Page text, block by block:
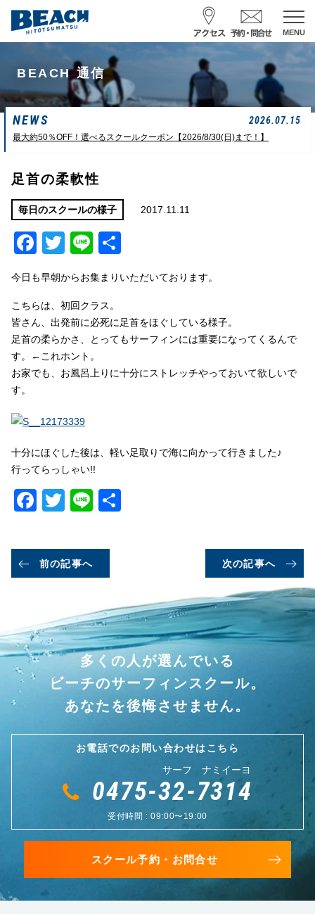
MENU
スクール予約・お問合せ
レンタル予約
サーフ ナミイーヨ
0475-32-7314
一松海岸波情報
サイズ
カターアタマ
状態
ややハード
BEACH 通信
NEWS 2026.07.15
最大約50％OFF！選べるスクールクーポン【2026/8/30(日)まで！】
足首の柔軟性
毎日のスクールの様子 2017.11.11
Facebook
Twitter
Line
今日も早朝からお集まりいただいております。
こちらは、初回クラス。
皆さん、出発前に必死に足首をほぐしている様子。
足首の柔らかさ、とってもサーフィンには重要になってくるんで
す。←これホント。
お家でも、お風呂上りに十分にストレッチやっておいて欲しいで
す。
十分にほぐした後は、軽い足取りで海に向かって行きました♪
行ってらっしゃい!!
Facebook
Twitter
Line
前の記事へ 次の記事へ
多くの人が選んでいる
ビーチのサーフィンスクール。
あなたを後悔させません。
お電話でのお問い合わせはこちら
サーフ ナミイーヨ
0475-32-7314
受付時間 : 09:00〜19:00
スクール予約・お問合せ